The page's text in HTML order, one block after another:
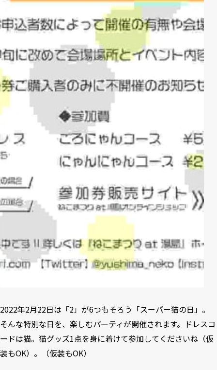
2022年2月22日は「2」が6つもそろう「スーパー猫の日」。
そんな特別な日を、楽しむパーティが開催されます。ドレスコ
ードは猫。猫グッズ1点を身に着けて参加してくださいね（仮
装もOK）。（仮装もOK）